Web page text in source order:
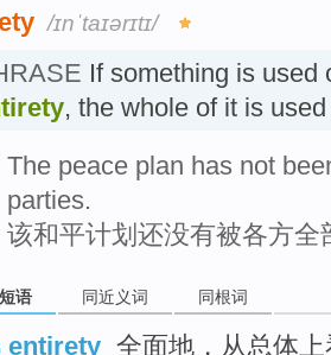
/ɪnˈtaɪərɪtɪ/
If something is used
, the whole of it is
The peace plan has not
parties.
该和平计划还没有被各方全
语 同近义词 同根词
entirety 全面地，从总体上